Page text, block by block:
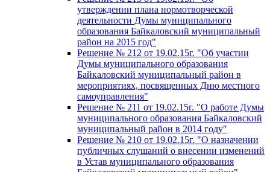
утверждении плана нормотворческой
деятельности Думы муниципального
образования Байкаловский муниципальный
район на 2015 год"
Решение № 212 от 19.02.15г. "Об участии
Думы муниципального образования
Байкаловский муниципальный район в
мероприятиях, посвященных Дню местного
самоуправления"
Решение № 211 от 19.02.15г. "О работе Думы
муниципального образования Байкаловский
муниципальный район в 2014 году"
Решение № 210 от 19.02.15г. "О назначении
публичных слушаний о внесении изменений
в Устав муниципального образования